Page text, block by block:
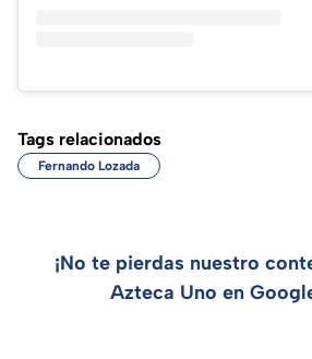
Tags relacionados
Fernando Lozada
¡No te pierdas nuestro
Azteca Uno en